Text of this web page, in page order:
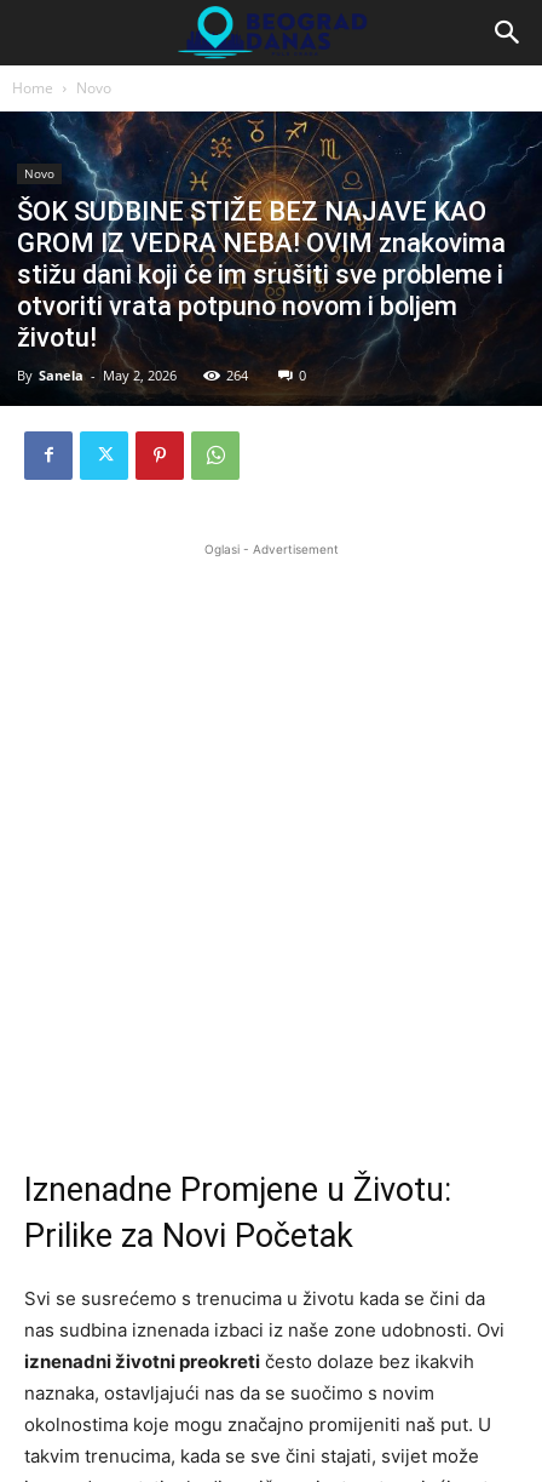
Home Novo
Novo
ŠOK SUDBINE STIŽE BEZ NAJAVE KAO
GROM IZ VEDRA NEBA! OVIM znakovima
stižu dani koji će im srušiti sve probleme i
otvoriti vrata potpuno novom i boljem
životu!
By Sanela - May 2, 2026 264 0
Oglasi - Advertisement
Iznenadne Promjene u Životu:
Prilike za Novi Početak
Svi se susrećemo s trenucima u životu kada se čini da
nas sudbina iznenada izbaci iz naše zone udobnosti. Ovi
iznenadni životni preokreti često dolaze bez ikakvih
naznaka, ostavljajući nas da se suočimo s novim
okolnostima koje mogu značajno promijeniti naš put. U
takvim trenucima, kada se sve čini stajati, svijet može